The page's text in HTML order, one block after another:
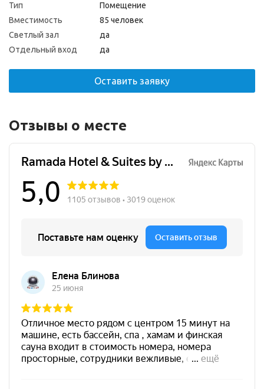
Тип
Помещение
Вместимость
85 человек
Светлый зал
да
Отдельный вход
да
Оставить заявку
Отзывы о месте